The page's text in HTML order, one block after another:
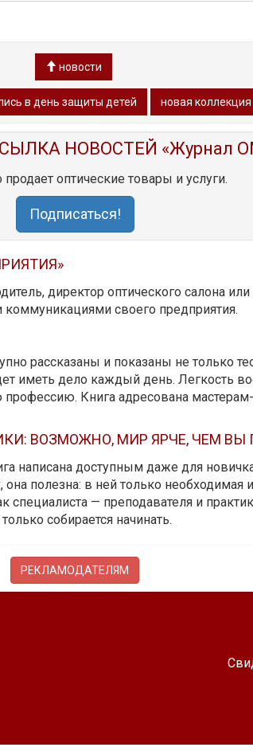
новости
в день защиты детей новая
НОВОСТЕЙ «Журнал
оптические товары и услуги.
Подписаться!
директор оптического салона
своего предприятия.
рассказаны и показаны не только
иметь дело каждый день. Легкость
профессию. Книга адресована
ВОЗМОЖНО, МИР ЯРЧЕ, ЧЕМ ВЫ
написана доступным даже для
полезна: в ней только необходимая
— преподавателя и
собирается начинать.
РЕКЛАМОДАТЕЛЯМ